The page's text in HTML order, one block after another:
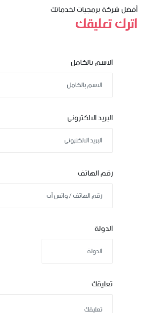
أفضل شركة برمجيات لخدماتك
اترك تعليقك
الاسم بالكامل
البريد الالكترونى
رقم الهاتف
الدولة
تعليقك